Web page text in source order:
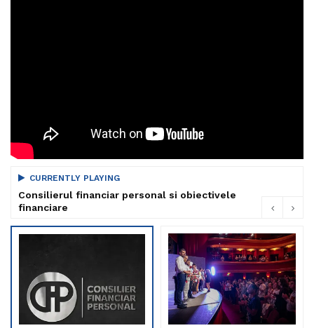
CURRENTLY PLAYING
Consilierul financiar personal si obiectivele
financiare